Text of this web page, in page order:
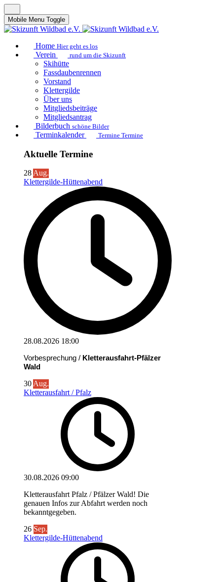
Mobile Menu Toggle
Home Hier geht es los
Verein rund um die Skizunft
Skihütte
Fassdaubenrennen
Vorstand
Klettergilde
Über uns
Mitgliedsbeiträge
Mitgliedsantrag
Bilderbuch schöne Bilder
Terminkalender Termine Termine
Aktuelle Termine
28Aug.
Klettergilde-Hüttenabend
28.08.2026 18:00
Vorbesprechung / Kletterausfahrt-Pfälzer
Wald
30Aug.
Kletterausfahrt / Pfalz
30.08.2026 09:00
Kletterausfahrt Pfalz / Pfälzer Wald! Die
genauen Infos zur Abfahrt werden noch
bekanntgegeben.
26 Sep.
Klettergilde-Hüttenabend